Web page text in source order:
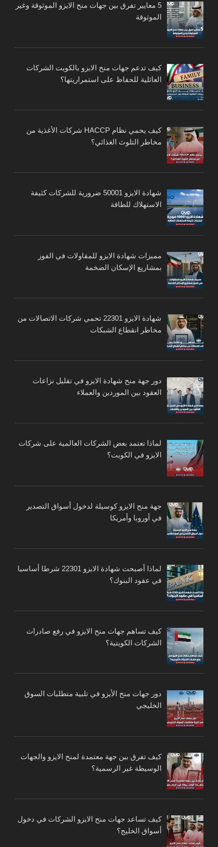
5 معايير تفرق بين جهات منح الايزو الموثوقة وغير
الموثوقة
كيف تدعم جهات منح الايزو بالكويت الشركات
العائلية للحفاظ على استمراريتها؟
كيف يحمي نظام HACCP شركات الأغذية من
مخاطر التلوث الغذائي؟
شهادة الايزو 50001 ضرورية للشركات كثيفة
الاستهلاك للطاقة
مميزات شهادة الايزو للمقاولات في الفوز
بمشاريع الإسكان الضخمة
شهادة الايزو 22301 تحمي شركات الاتصالات من
مخاطر انقطاع الشبكات
دور جهة منح شهادة الايزو في تقليل نزاعات
العقود بين الموردين والعملاء
لماذا تعتمد بعض الشركات العالمية على شركات
الايزو في الكويت؟
جهة منح الايزو كوسيلة لدخول أسواق التصدير
في أوروبا وأمريكا
لماذا أصبحت شهادة الايزو 22301 شرطا أساسيا
في عقود البنوك؟
كيف تساهم جهات منح الايزو في رفع صادرات
الشركات الكويتية؟
دور جهات منح الأيزو في تلبية متطلبات السوق
الخليجي
كيف تفرق بين جهة معتمدة لمنح الايزو والجهات
الوسيطة غير الرسمية؟
كيف تساعد جهات منح الايزو الشركات في دخول
أسواق الخليج؟